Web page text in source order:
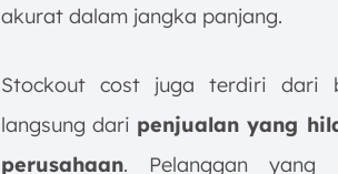
akurat dalam jangka panjang.
Stockout cost juga terdiri dari
langsung dari penjualan yang
perusahaan. Pelanggan yang